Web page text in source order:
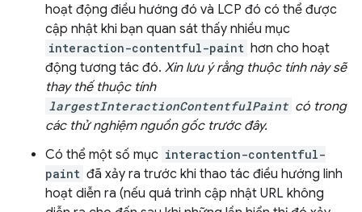
hoạt động điều hướng đó và LCP đó có thể được
cập nhật khi bạn quan sát thấy nhiều mục
interaction-contentful-paint hơn cho hoạt
động tương tác đó. Xin lưu ý rằng thuộc tính này sẽ
thay thế thuộc tính
largestInteractionContentfulPaint có trong
các thử nghiệm nguồn gốc trước đây.
Có thể một số mục interaction-contentful-
paint đã xảy ra trước khi thao tác điều hướng linh
hoạt diễn ra (nếu quá trình cập nhật URL không